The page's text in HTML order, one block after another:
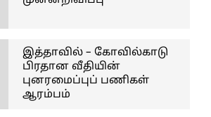
இத்தாவில் – கோவில்காடு
பிரதான வீதியின்
புனரமைப்புப் பணிகள்
ஆரம்பம்